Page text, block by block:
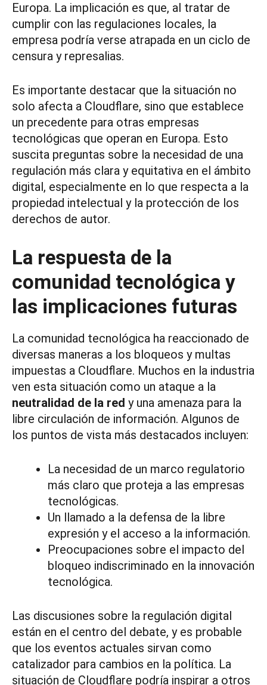
Europa. La implicación es que, al tratar de
cumplir con las regulaciones locales, la
empresa podría verse atrapada en un ciclo de
censura y represalias.
Es importante destacar que la situación no
solo afecta a Cloudflare, sino que establece
un precedente para otras empresas
tecnológicas que operan en Europa. Esto
suscita preguntas sobre la necesidad de una
regulación más clara y equitativa en el ámbito
digital, especialmente en lo que respecta a la
propiedad intelectual y la protección de los
derechos de autor.
La respuesta de la
comunidad tecnológica y
las implicaciones futuras
La comunidad tecnológica ha reaccionado de
diversas maneras a los bloqueos y multas
impuestas a Cloudflare. Muchos en la industria
ven esta situación como un ataque a la
neutralidad de la red y una amenaza para la
libre circulación de información. Algunos de
los puntos de vista más destacados incluyen:
La necesidad de un marco regulatorio
más claro que proteja a las empresas
tecnológicas.
Un llamado a la defensa de la libre
expresión y el acceso a la información.
Preocupaciones sobre el impacto del
bloqueo indiscriminado en la innovación
tecnológica.
Las discusiones sobre la regulación digital
están en el centro del debate, y es probable
que los eventos actuales sirvan como
catalizador para cambios en la política. La
situación de Cloudflare podría inspirar a otros